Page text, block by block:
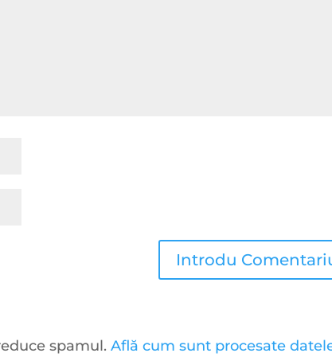
spamul.Află cum sunt procesate